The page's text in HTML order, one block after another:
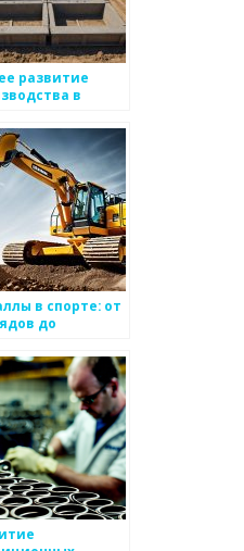
развитие
в
в спорте: от
до